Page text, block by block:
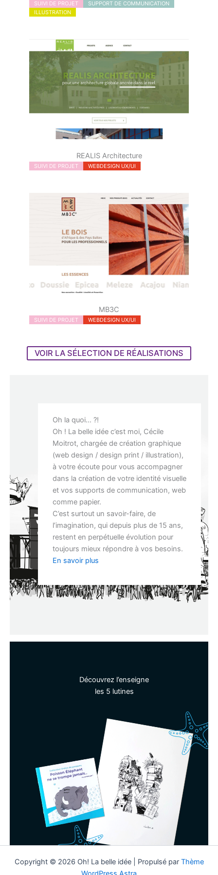
SUIVI DE PROJET
SUPPORT DE COMMUNICATION
ILLUSTRATION
REALIS Architecture
SUIVI DE PROJET WEBDESIGN UX/UI
MB3C
SUIVI DE PROJET WEBDESIGN UX/UI
VOIR LA SÉLECTION DE RÉALISATIONS
Oh la quoi… ?!
Oh ! La belle idée c’est moi, Cécile
Moitrot, chargée de création graphique
(web design / design print / illustration),
à votre écoute pour vous accompagner
dans la création de votre identité visuelle
et vos supports de communication, web
comme papier.
C’est surtout un savoir-faire, de
l’imagination, qui depuis plus de 15 ans,
restent en perpétuelle évolution pour
toujours mieux répondre à vos besoins.
En savoir plus
Découvrez l’enseigne
les 5 lutines
Copyright © 2026 Oh! La belle idée | Propulsé par Thème